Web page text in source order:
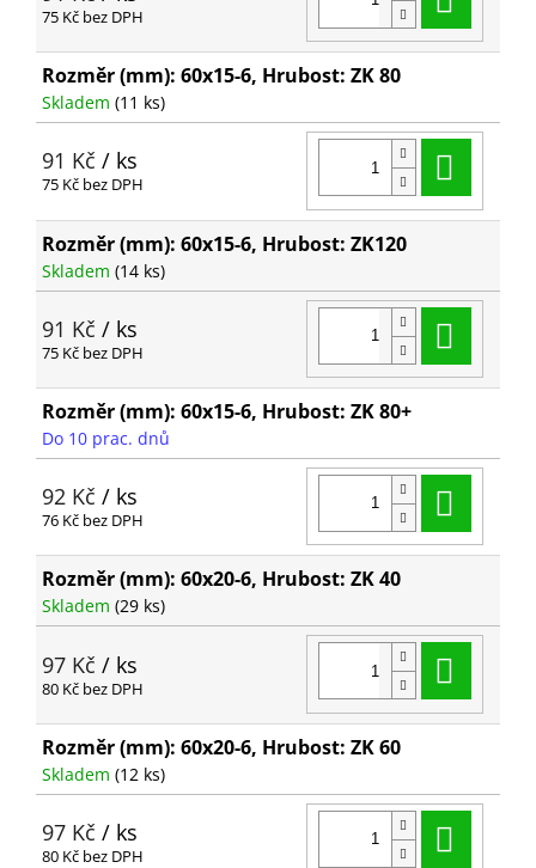
75 Kč bez DPH
Rozměr (mm): 60x15-6, Hrubost: ZK 80
Skladem (11 ks)
91 Kč / ks
75 Kč bez DPH
Rozměr (mm): 60x15-6, Hrubost: ZK120
Skladem (14 ks)
91 Kč / ks
75 Kč bez DPH
Rozměr (mm): 60x15-6, Hrubost: ZK 80+
Do 10 prac. dnů
92 Kč / ks
76 Kč bez DPH
Rozměr (mm): 60x20-6, Hrubost: ZK 40
Skladem (29 ks)
97 Kč / ks
80 Kč bez DPH
Rozměr (mm): 60x20-6, Hrubost: ZK 60
Skladem (12 ks)
97 Kč / ks
80 Kč bez DPH